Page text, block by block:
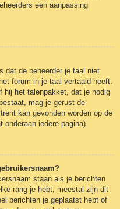
een aanpassing
dat de beheerder je taal niet
forum in je taal vertaald heeft.
hij het talenpakket, dat je nodig
mag je gerust de
kan gevonden worden op de
iedere pagina).
staan als je berichten
rang je hebt, meestal zijn dit
berichten je geplaatst hebt of